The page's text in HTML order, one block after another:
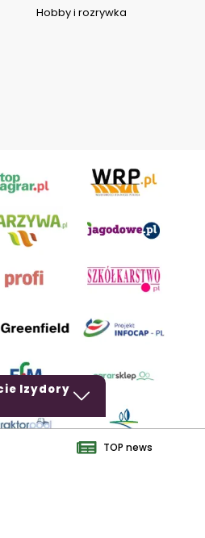
Izydory
Hobby i rozrywka
TOP news